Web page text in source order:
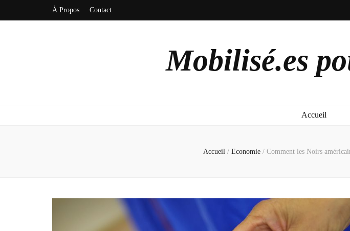
À Propos Contact
Mobilisé.es
Accueil
Accueil / Economie / Comment les Noirs